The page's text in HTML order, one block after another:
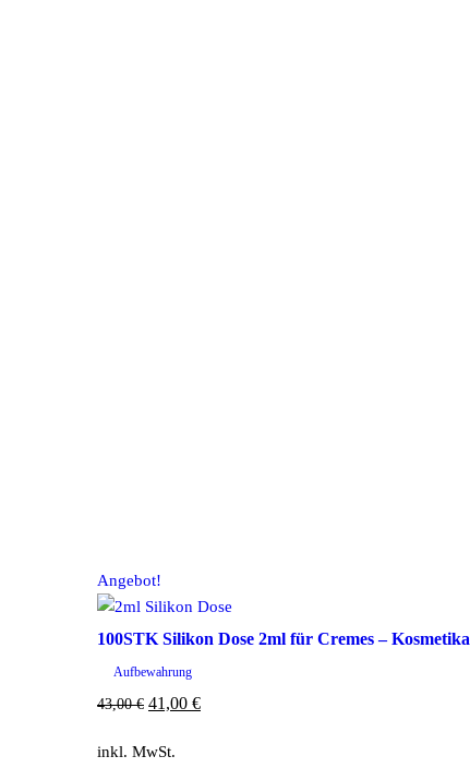
Angebot!
100STK Silikon Dose 2ml für Cremes – Kosmetika
Aufbewahrung
43,00€ Ursprünglicher
war:
41,00 €Aktueller
inkl. MwSt.